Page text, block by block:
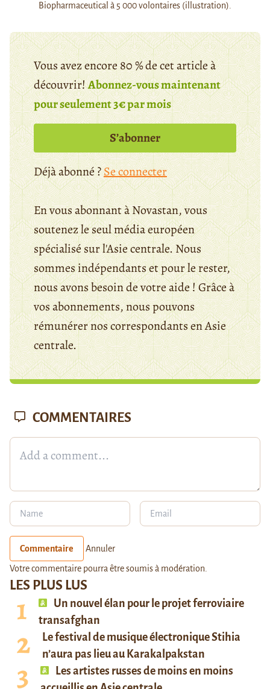
Biopharmaceutical à 5 000 volontaires (illustration).
Vous avez encore 80 % de cet article à
découvrir!Abonnez-vous maintenant
pour seulement 3€ par mois
S’abonner
Déjà abonné ?Se connecter
En vous abonnant à Novastan, vous
soutenez le seul média européen
spécialisé sur l'Asie centrale. Nous
sommes indépendants et pour le rester,
nous avons besoin de votre aide ! Grâce à
vos abonnements, nous pouvons
rémunérer nos correspondants en Asie
centrale.
LES PLUS LUS
Un nouvel élan pour le projet ferroviaire
transafghan
Le festival de musique électronique Stihia
n’aura pas lieu au Karakalpakstan
Les artistes russes de moins en moins
COMMENTAIRES
Commentaire Annuler
Votre commentaire pourra être soumis à modération.